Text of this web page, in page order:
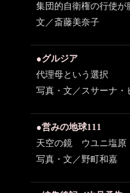
集団的自衛権の行使
文／斎藤美奈子
●グルジア
代理母という選択
写真・文／スサーナ・
●営みの地球111
天空の鏡 ウユニ塩原
写真・文／野町和嘉